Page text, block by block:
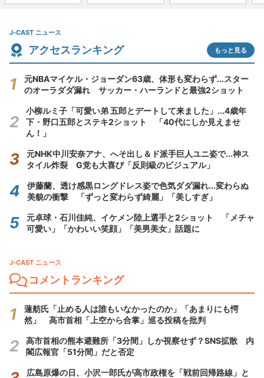
J-CAST ニュース
アクセスランキング もっと見る
元NBAマイケル・ジョーダン63歳、体形も変わらず...スター
のオーラダダ漏れ サッカー・ハーランドと最強2ショット
小柳ルミ子「可愛い弟 五郎とデートして来ました」...4歳年
下・野口五郎とステキ2ショット 「40代にしか見えませ
ん！」
元NHK中川安奈アナ、へそ出し＆ド派手巨人ユニ姿で...神ス
タイル炸裂 G党も大喜び「反則級のビジュアル」
伊藤蘭、透け感黒ロングドレス姿で色気ダダ漏れ...変わらぬ
美貌の衝撃 「ずっと変わらず綺麗」「美しすぎ」
元卓球・石川佳純、イケメン陸上選手と2ショット 「メチャ
可愛い」「かわいい笑顔」「美男美女」話題に
J-CAST ニュース
コメントランキング
蓮舫氏「止める人は誰もいなかったのか」「あまりにも愕
然」 高市首相「上空から合掌」巡る投稿を批判
高市首相の熊本避難所「3分間」しか視察せず？SNS拡散 内
閣広報官「51分間」だと否定
広島原爆の日、小沢一郎氏が高市政権を「戦前回帰路線」と